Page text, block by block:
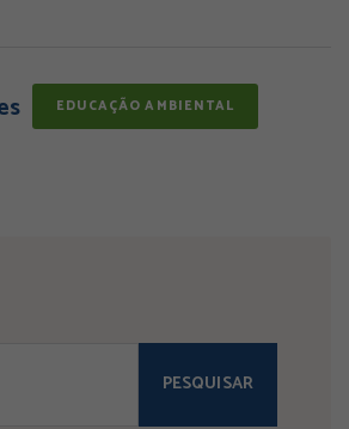
EDUCAÇÃO AMBIENTAL
PESQUISAR